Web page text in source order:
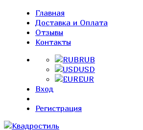
Главная
Доставка и Оплата
Отзывы
Контакты
RUB
USD
EUR
Вход
Регистрация